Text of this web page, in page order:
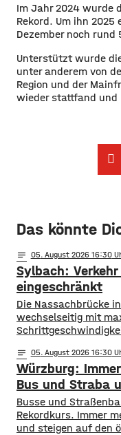
Im Jahr 2024 wurde
Rekord. Um ihn
Dezember noch
Unterstützt wurde
unter anderem von
Region und der
wieder stattfand und
Das könnte
notes 05. August 2026 16:30
Sylbach:
eingeschränkt
Die Nassachbrücke
wechselseitig mit
Landratsamt am
Hintergrund ist das
kurzfristigen
deutlich
notes 05. August 2026 16:30
Würzburg:
Bus und Straba
​​Busse und
Rekordkurs. Immer
und steigen auf den